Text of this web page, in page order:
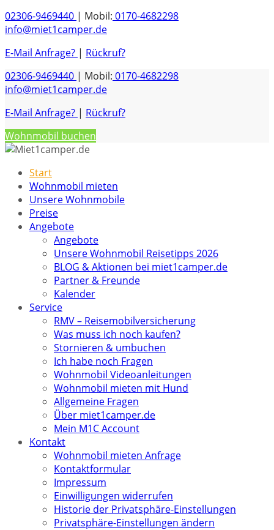
02306-9469440 | Mobil: 0170-4682298
info@miet1camper.de
E-Mail Anfrage? | Rückruf?
02306-9469440 | Mobil: 0170-4682298
info@miet1camper.de
E-Mail Anfrage? | Rückruf?
Wohnmobil buchen
Start
Wohnmobil mieten
Unsere Wohnmobile
Preise
Angebote
Angebote
Unsere Wohnmobil Reisetipps 2026
BLOG & Aktionen bei miet1camper.de
Partner & Freunde
Kalender
Service
RMV – Reisemobilversicherung
Was muss ich noch kaufen?
Stornieren & umbuchen
Ich habe noch Fragen
Wohnmobil Videoanleitungen
Wohnmobil mieten mit Hund
Allgemeine Fragen
Über miet1camper.de
Mein M1C Account
Kontakt
Wohnmobil mieten Anfrage
Kontaktformular
Impressum
Einwilligungen widerrufen
Historie der Privatsphäre-Einstellungen
Privatsphäre-Einstellungen ändern